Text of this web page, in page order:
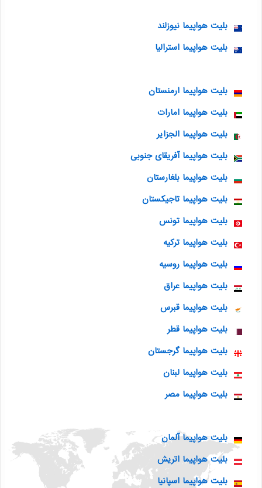
بلیت هواپیما نیوزلند
بلیت هواپیما استرالیا
بلیت هواپیما ارمنستان
بلیت هواپیما امارات
بلیت هواپیما الجزایر
بلیت هواپیما آفریقای جنوبی
بلیت هواپیما بلغارستان
بلیت هواپیما تاجیکستان
بلیت هواپیما تونس
بلیت هواپیما ترکیه
بلیت هواپیما روسیه
بلیت هواپیما عراق
بلیت هواپیما قبرس
بلیت هواپیما قطر
بلیت هواپیما گرجستان
بلیت هواپیما لبنان
بلیت هواپیما مصر
بلیت هواپیما آلمان
بلیت هواپیما اتریش
بلیت هواپیما اسپانیا